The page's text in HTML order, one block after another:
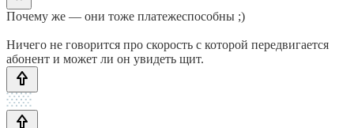
Почему же — они тоже платежеспособны ;)
Ничего не говорится про скорость с которой передвигается
абонент и может ли он увидеть щит.